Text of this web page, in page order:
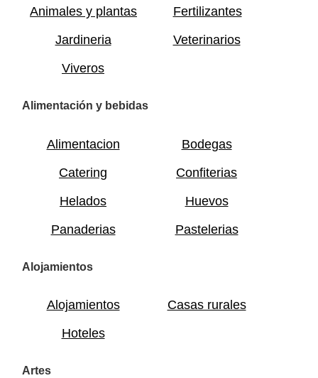
Animales y plantas
Fertilizantes
Jardineria
Veterinarios
Viveros
Alimentación y bebidas
Alimentacion
Bodegas
Catering
Confiterias
Helados
Huevos
Panaderias
Pastelerias
Alojamientos
Alojamientos
Casas rurales
Hoteles
Artes